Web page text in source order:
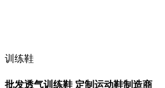
训练鞋
批发透气训练鞋 定制运动鞋制造商